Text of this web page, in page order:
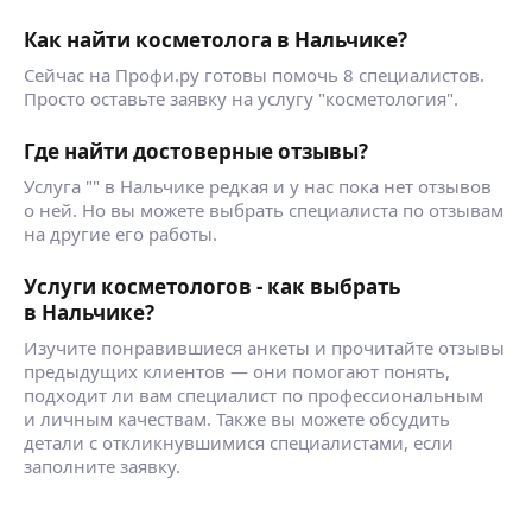
Как найти косметолога в Нальчике?
Сейчас на Профи.ру готовы помочь 8 специалистов.
Просто оставьте заявку на услугу "косметология".
Где найти достоверные отзывы?
Услуга "" в Нальчике редкая и у нас пока нет отзывов
о ней. Но вы можете выбрать специалиста по отзывам
на другие его работы.
Услуги косметологов - как выбрать
в Нальчике?
Изучите понравившиеся анкеты и прочитайте отзывы
предыдущих клиентов — они помогают понять,
подходит ли вам специалист по профессиональным
и личным качествам. Также вы можете обсудить
детали с откликнувшимися специалистами, если
заполните заявку.